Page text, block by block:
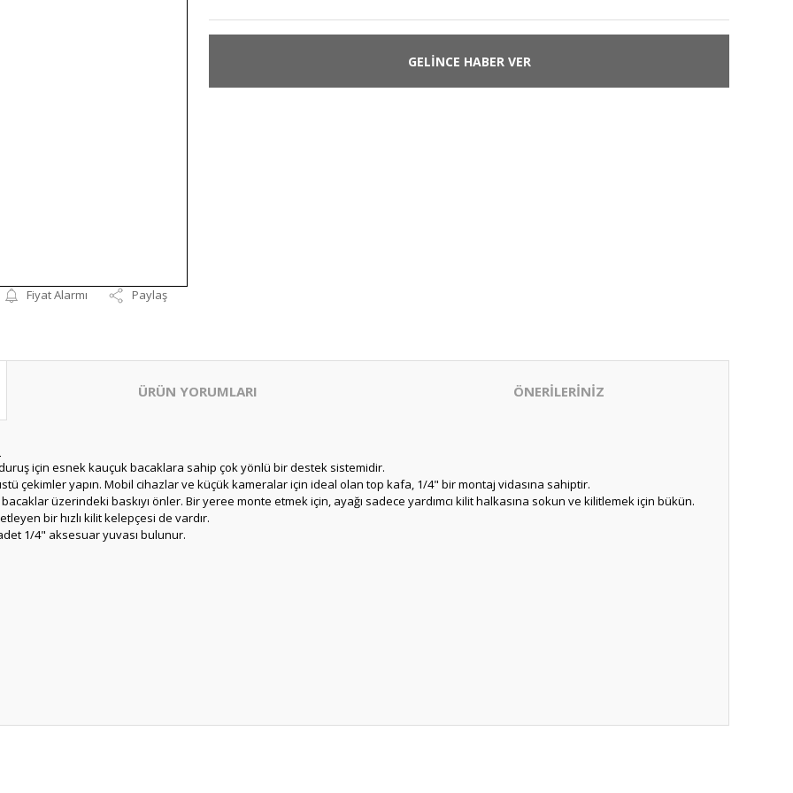
Fiyat Alarmı Paylaş
GELİNCE HABER VER
ÜRÜN YORUMLARI ÖNERİLERİNİZ
için esnek kauçuk bacaklara sahip çok yönlü bir destek sistemidir.
çekimler yapın. Mobil cihazlar ve küçük kameralar için ideal olan top kafa, 1/4" bir montaj vidasına sahiptir.
üzerindeki baskıyı önler. Bir yeree monte etmek için, ayağı sadece yardımcı kilit halkasına sokun ve kilitlemek için bükün.
bir hızlı kilit kelepçesi de vardır.
1/4" aksesuar yuvası bulunur.